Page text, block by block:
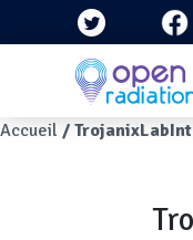
Aller au contenu principal
Fil d'Ariane
Accueil TrojanixLabInt